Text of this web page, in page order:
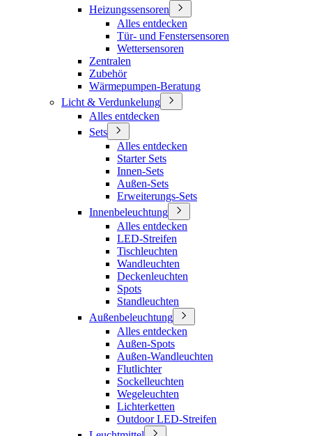
Heizungssensoren
Alles entdecken
Tür- und Fenstersensoren
Wettersensoren
Zentralen
Zubehör
Wärmepumpen-Beratung
Licht & Verdunkelung
Alles entdecken
Sets
Alles entdecken
Starter Sets
Innen-Sets
Außen-Sets
Erweiterungs-Sets
Innenbeleuchtung
Alles entdecken
LED-Streifen
Tischleuchten
Wandleuchten
Deckenleuchten
Spots
Standleuchten
Außenbeleuchtung
Alles entdecken
Außen-Spots
Außen-Wandleuchten
Flutlichter
Sockelleuchten
Wegeleuchten
Lichterketten
Outdoor LED-Streifen